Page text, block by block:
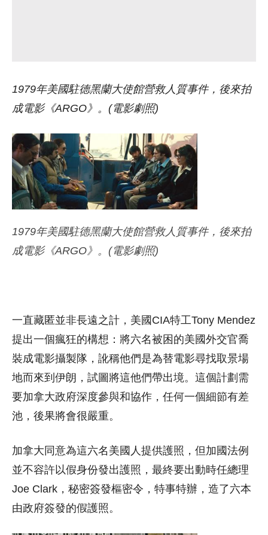
1979年美國駐德黑蘭大使館營救人質事件，後來拍
成電影《ARGO》。(電影劇照)
1979年美國駐德黑蘭大使館營救人質事件，後來拍
成電影《ARGO》。(電影劇照)
一直藏匿並非長遠之計，美國CIA特工Tony Mendez
提出一個瘋狂的構想：將六名被困的美國外交官喬
裝成電影攝製隊，訛稱他們是為替電影尋找取景場
地而來到伊朗，試圖將這他們帶出境。這個計劃需
要加拿大政府深度參與和協作，任何一個細節有差
池，後果將會很嚴重。
加拿大同意為這六名美國人提供護照，但加國法例
並不容許以假身份發出護照，最終要出動時任總理
Joe Clark，秘密簽發樞密令，特事特辦，造了六本
由政府簽發的假護照。